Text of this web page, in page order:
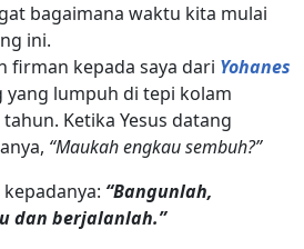
bagaimana waktu kita mulai
ini.
firman kepada saya dari Yohanes
yang lumpuh di tepi kolam
Ketika Yesus datang
“Maukah engkau sembuh?”
“Bangunlah,
dan berjalanlah.”